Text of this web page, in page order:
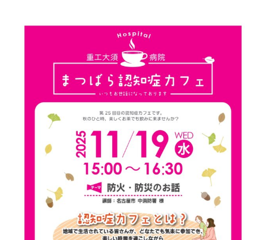
予約キャンセル・変更
052-212-8981
24時間救急応需
For International Patients
052-212-8981